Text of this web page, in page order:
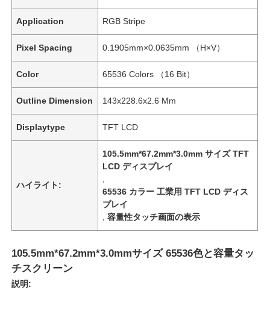
Application RGB Stripe
Pixel Spacing 0.1905mm×0.0635mm （H×V）
Color 65536 Colors （16 Bit）
Outline Dimension 143x228.6x2.6 Mm
Displaytype TFT LCD
ハイライト:
105.5mm*67.2mm*3.0mm サイズ TFT
LCD ディスプレイ
65536 カラー 工業用 TFT LCD ディス
プレイ
,容量性タッチ画面の表示
105.5mm*67.2mm*3.0mmサイズ 65536色と容量タッ
チスクリーン
説明: